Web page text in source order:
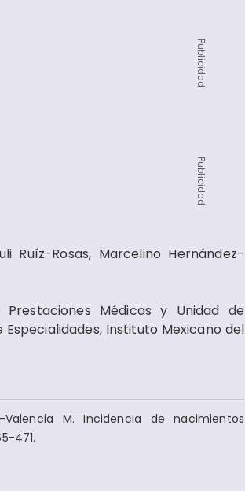
Publicidad
Publicidad
Ruíz-Rosas, Marcelino Hernández-
Médicas y Unidad de
Instituto Mexicano del
Valencia M. Incidencia de nacimientos
471.